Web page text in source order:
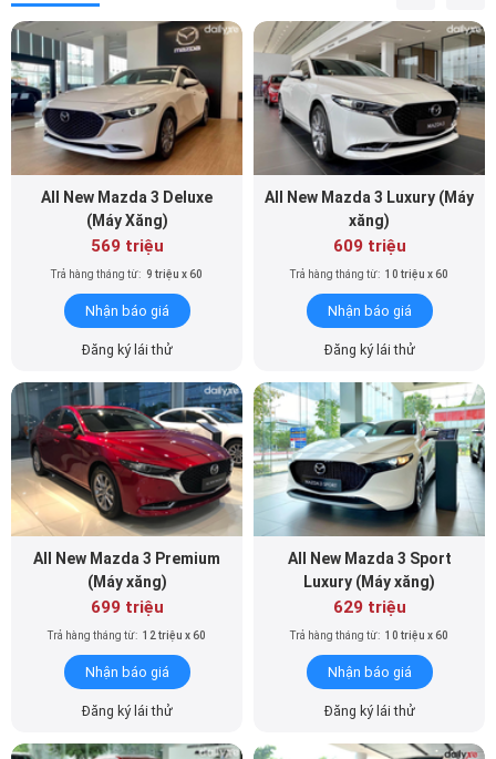
All New Mazda 3 Deluxe
(Máy Xăng)
569 triệu
Trả hàng tháng từ: 9 triệu x 60
Nhận báo giá
Đăng ký lái thử
All New Mazda 3 Luxury (Máy
xăng)
609 triệu
Trả hàng tháng từ: 10 triệu x 60
Nhận báo giá
Đăng ký lái thử
All New Mazda 3 Premium
(Máy xăng)
699 triệu
Trả hàng tháng từ: 12 triệu x 60
Nhận báo giá
Đăng ký lái thử
All New Mazda 3 Sport
Luxury (Máy xăng)
629 triệu
Trả hàng tháng từ: 10 triệu x 60
Nhận báo giá
Đăng ký lái thử